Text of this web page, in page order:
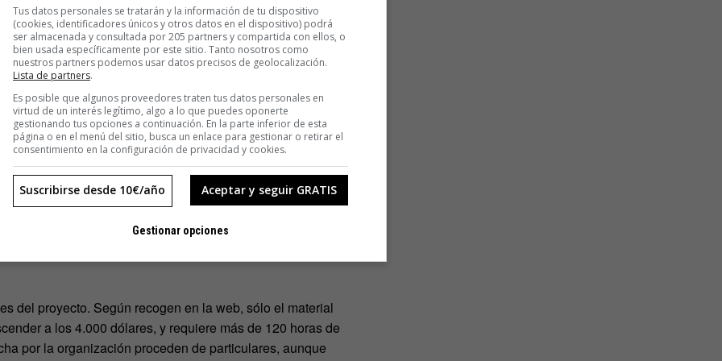
se organizan en equipos. En la actualidad, según la
de EE UU. Todos ellos cuentancon una guíapara
de los fundadores de la organización. Una de las normas
los propios niños quienes eligen el disfraz y de esa
del proyecto. Según recogen en la web, sólo el material
a los 4.000 dólares, y requiere más de 120 horas de
por la organización proceden de particulares, aunque
Tus datos personales se tratarán y la información de tu dispositivo
(cookies, identificadores únicos y otros datos en el dispositivo) podrá
ser almacenada y consultada por 205 partners y compartida con ellos, o
bien usada específicamente por este sitio. Tanto nosotros como
nuestros partners podemos usar datos precisos de geolocalización.
Lista de partners.
Es posible que algunos proveedores traten tus datos personales en
virtud de un interés legítimo, algo a lo que puedes oponerte
gestionando tus opciones a continuación. En la parte inferior de esta
página o en el menú del sitio, busca un enlace para gestionar o retirar el
consentimiento en la configuración de privacidad y cookies.
Aceptar y seguir GRATIS
Suscribirse desde 10€/año
Gestionar opciones